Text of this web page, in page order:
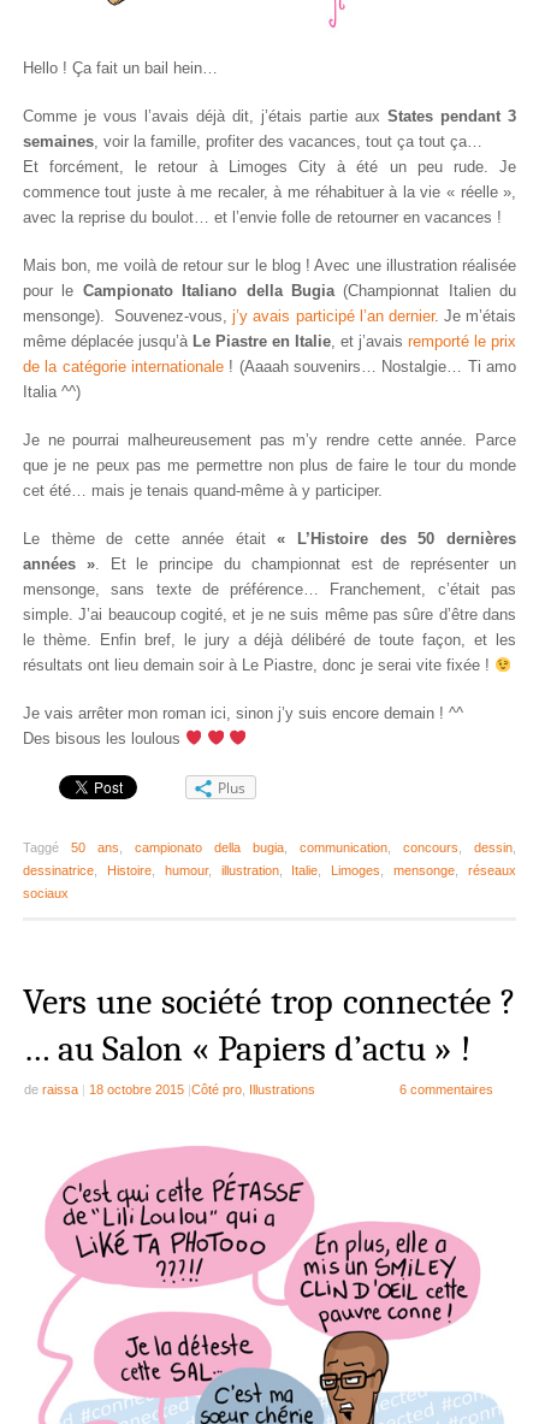
Hello ! Ça fait un bail hein…
Comme je vous l’avais déjà dit, j’étais partie auxStates pendant 3
semaines, voir la famille, profiter des vacances, tout ça tout ça…
Et forcément, le retour à Limoges City à été un peu rude. Je
commence tout juste à me recaler, à me réhabituer à la vie « réelle »,
avec la reprise du boulot… et l’envie folle de retourner en vacances !
Mais bon, me voilà de retour sur le blog ! Avec une illustration réalisée
pour le Campionato Italiano della Bugia(Championnat Italien du
mensonge). Souvenez-vous,j’y avais participé l’an dernier. Je m’étais
même déplacée jusqu’à Le Piastre en Italie, et j’avaisremporté le prix
de la catégorie internationale! (Aaaah souvenirs… Nostalgie… Ti amo
Italia ^^)
Je ne pourrai malheureusement pas m’y rendre cette année. Parce
que je ne peux pas me permettre non plus de faire le tour du monde
cet été… mais je tenais quand-même à y participer.
Le thème de cette année était« L’Histoire des 50 dernières
années ». Et le principe du championnat est de représenter un
mensonge, sans texte de préférence… Franchement, c’était pas
simple. J’ai beaucoup cogité, et je ne suis même pas sûre d’être dans
le thème. Enfin bref, le jury a déjà délibéré de toute façon, et les
résultats ont lieu demain soir à Le Piastre, donc je serai vite fixée !
Je vais arrêter mon roman ici, sinon j’y suis encore demain ! ^^
Des bisous les loulous
Plus
Taggé 50 ans campionato della bugia ,communication ,concours ,dessin
dessinatrice, Histoire, humour, illustration, Italie Limoges ,mensonge ,réseaux
sociaux
Vers une société trop connectée ?
… au Salon « Papiers d’actu » !
de raissa | 18 octobre 2015 |Côté pro, Illustrations 6 commentaires